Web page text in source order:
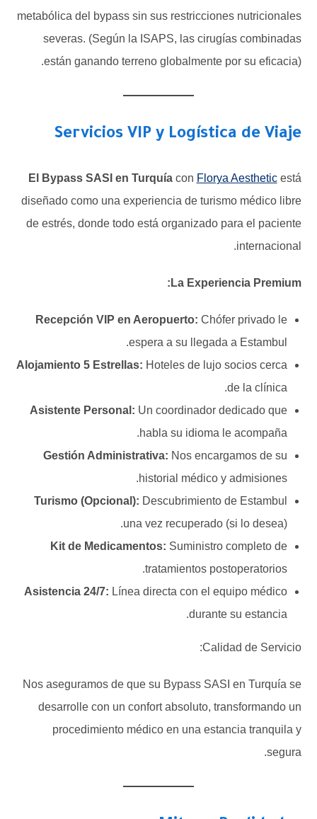
metabólica del bypass sin sus restricciones nutricionales
severas. (Según la ISAPS, las cirugías combinadas
están ganando terreno globalmente por su eficacia).
Servicios VIP y Logística de Viaje
El Bypass SASI en TurquíaconFlorya Aestheticestá
diseñado como una experiencia de turismo médico libre
de estrés, donde todo está organizado para el paciente
internacional.
La Experiencia Premium:
Recepción VIP en Aeropuerto:Chófer privado le
espera a su llegada a Estambul.
Alojamiento 5 Estrellas:Hoteles de lujo socios cerca
de la clínica.
Asistente Personal:Un coordinador dedicado que
habla su idioma le acompaña.
Gestión Administrativa:Nos encargamos de su
historial médico y admisiones.
Turismo (Opcional):Descubrimiento de Estambul
una vez recuperado (si lo desea).
Kit de Medicamentos:Suministro completo de
tratamientos postoperatorios.
Asistencia 24/7:Línea directa con el equipo médico
durante su estancia.
Calidad de Servicio:
Nos aseguramos de que su Bypass SASI en Turquía se
desarrolle con un confort absoluto, transformando un
procedimiento médico en una estancia tranquila y
segura.